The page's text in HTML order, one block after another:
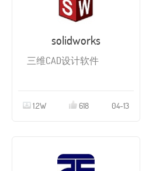
solidworks
三维CAD设计软件
1.2W 618 04-13